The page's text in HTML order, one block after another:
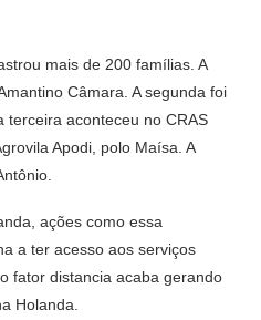
mais de 200 famílias. A
Câmara. A segunda foi
terceira aconteceu no CRAS
Apodi, polo Maísa. A
ações como essa
a ter acesso aos serviços
fator distancia acaba gerando
Holanda.